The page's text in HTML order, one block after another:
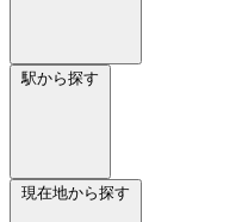
駅から探す
現在地から探す